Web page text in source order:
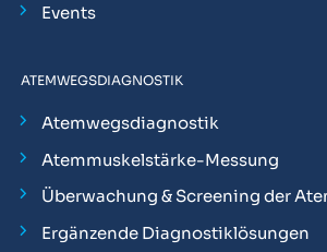
Events
ATEMWEGSDIAGNOSTIK
Atemwegsdiagnostik
Atemmuskelstärke-Messung
Überwachung & Screening der
Ergänzende Diagnostiklösungen